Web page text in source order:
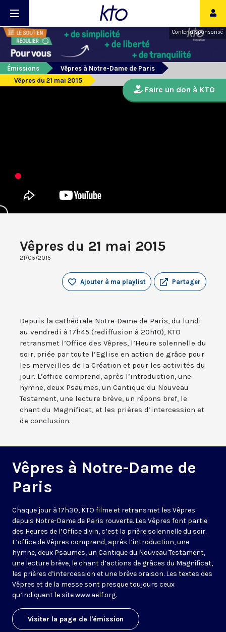
Contenu sponsorisé
Émissions
Vêpres à Notre-Dame de Paris
Vêpres du 21 mai 2015
Vêpres du 21 mai 2015
21/05/2015
Partager
Ajouter à ma playlist
Depuis la cathédrale Notre-Dame de Paris, du lundi
au vendredi à 17h45 (rediffusion à 20h10), KTO
retransmet l’Office des Vêpres, l’Heure solennelle du
soir, priée par toute l’Eglise en action de grâce pour
les merveilles de la Création et pour les activités du
jour. L’office comprend, après l’introduction, une
hymne, deux Psaumes, un Cantique du Nouveau
Testament, une lecture brève, un répons bref, le
chant du Magnificat, et les prières d’intercession et
de conclusion.
Vêpres à Notre-Dame de
Paris
Chaque jour à 17h30, KTO filme et retransmet les Vêpres
depuis Notre-Dame de Paris rouverte. Les Vêpres font partie
des Heures de l’Office divin, c’est la prière solennelle du soir.
L’office de Vêpres comprend, après l’introduction, une
hymne, deux Psaumes, un Cantique du Nouveau Testament,
une lecture brève, le chant d’actions de grâces du Magnificat,
les prières d’intercession et une brève oraison. Les textes des
Vêpres et de la messe sont presque toujours ceux
qu’indiquent le sitewww.aelf.org.
Visiter la page de l'émission
Faire un don à KTO